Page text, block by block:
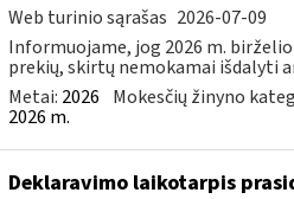
Web turinio sąrašas 2026-07-09
Informuojame, jog 2026 m.
prekių, skirtų nemokamai išdalyti
Metai: 2026 Mokesčių žinyno
2026 m.
Deklaravimo laikotarpis